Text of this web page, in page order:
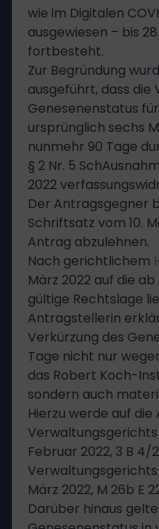
wie im Digitalen
ausgewiesen – bis
fortbesteht.
Zur Begründung
ausgeführt, dass die
Genesenenstatus
ursprünglich sechs
nunmehr 90 Tage
§ 2 Nr. 5
2022
Der Antragsgegner
Schriftsatz vom 10.
Antrag abzulehnen.
Nach gerichtlichem
März 2022 auf die ab
gültige Rechtslage
Antragstellerin
Verkürzung des
Tage nicht nur
das Robert Koch-
sondern auch
Hierzu werde auf die
Februar 2022, 3 B 4/
Verwaltungsgerichts
März 2022, M 26b E
Darüber hinaus